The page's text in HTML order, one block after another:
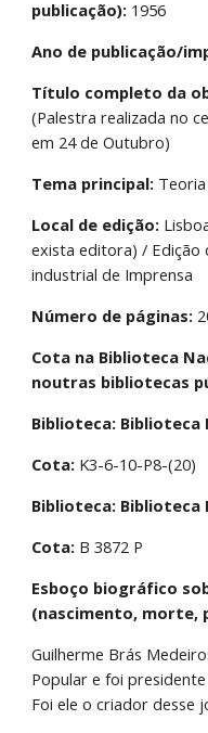
publicação): 1956
Ano de publicação/
Título completo da
(Palestra realizada no
em 24 de Outubro)
Tema principal:
Local de edição:
exista editora) /
industrial de Imprensa
Número de páginas:
Cota na Biblioteca
noutras bibliotecas
Biblioteca: Biblioteca
Cota: K3-6-10-P8-(20)
Biblioteca: Biblioteca
Cota: B 3872 P
Esboço biográfico
(nascimento, morte,
Guilherme Brás
Popular e foi
Foi ele o criador desse